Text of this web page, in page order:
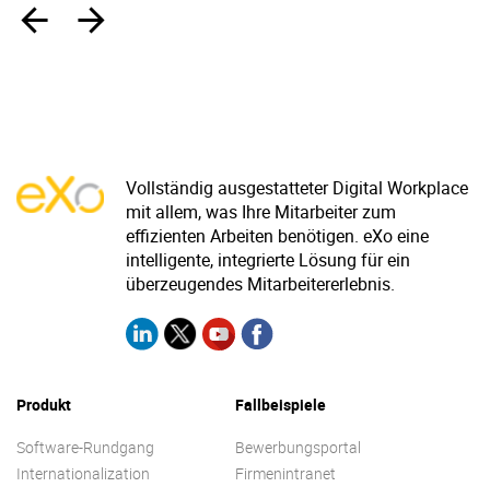
Vollständig ausgestatteter Digital Workplace
mit allem, was Ihre Mitarbeiter zum
effizienten Arbeiten benötigen. eXo eine
intelligente, integrierte Lösung für ein
überzeugendes Mitarbeitererlebnis.
Produkt
Software-Rundgang
Internationalization
Fallbeispiele
Bewerbungsportal
Firmenintranet